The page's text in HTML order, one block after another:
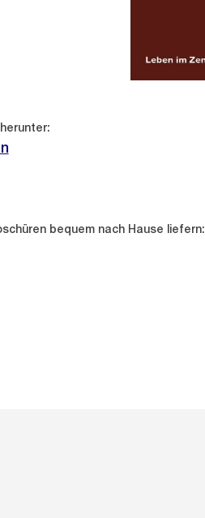
bequem nach Hause liefern: